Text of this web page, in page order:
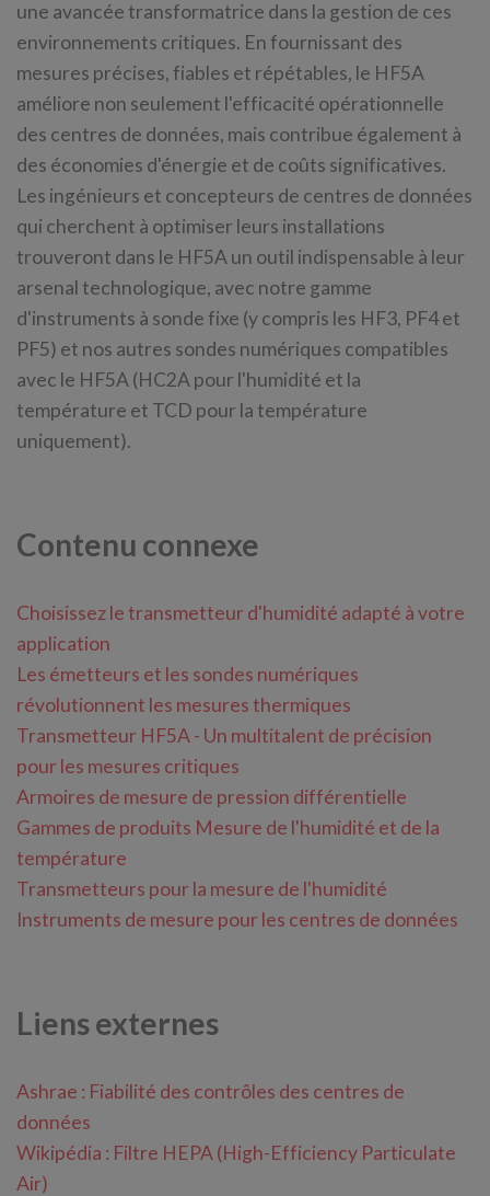
une avancée transformatrice dans la gestion de ces
environnements critiques. En fournissant des
mesures précises, fiables et répétables, le HF5A
améliore non seulement l'efficacité opérationnelle
des centres de données, mais contribue également à
des économies d'énergie et de coûts significatives.
Les ingénieurs et concepteurs de centres de données
qui cherchent à optimiser leurs installations
trouveront dans le HF5A un outil indispensable à leur
arsenal technologique, avec notre gamme
d'instruments à sonde fixe (y compris les HF3, PF4 et
PF5) et nos autres sondes numériques compatibles
avec le HF5A (HC2A pour l'humidité et la
température et TCD pour la température
uniquement).
Contenu connexe
Choisissez le transmetteur d'humidité adapté à votre
application
Les émetteurs et les sondes numériques
révolutionnent les mesures thermiques
Transmetteur HF5A - Un multitalent de précision
pour les mesures critiques
Armoires de mesure de pression différentielle
Gammes de produits Mesure de l'humidité et de la
température
Transmetteurs pour la mesure de l'humidité
Instruments de mesure pour les centres de données
Liens externes
Ashrae : Fiabilité des contrôles des centres de
données
Wikipédia : Filtre HEPA (High-Efficiency Particulate
Air)